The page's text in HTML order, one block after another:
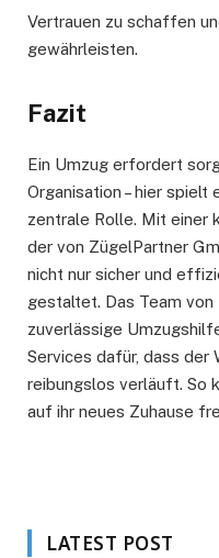
Vertrauen zu schaffen
gewährleisten.
Fazit
Ein Umzug erfordert
Organisation – hier
zentrale Rolle. Mit einer
der von ZügelPartner
nicht nur sicher und
gestaltet. Das Team
zuverlässige
Services dafür, dass der
reibungslos verläuft. So
auf ihr neues Zuhause
LATEST POST